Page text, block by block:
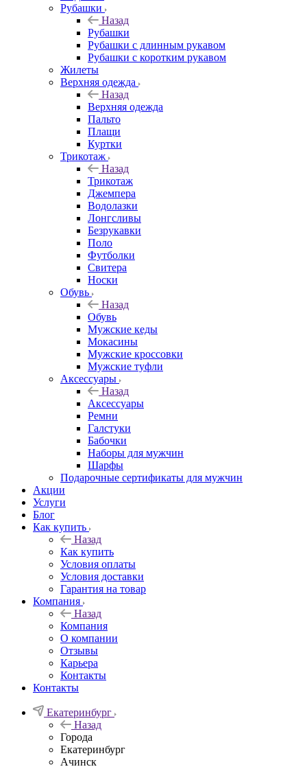
Рубашки
Назад
Рубашки
Рубашки с длинным рукавом
Рубашки с коротким рукавом
Жилеты
Верхняя одежда
Назад
Верхняя одежда
Пальто
Плащи
Куртки
Трикотаж
Назад
Трикотаж
Джемпера
Водолазки
Лонгсливы
Безрукавки
Поло
Футболки
Свитера
Носки
Обувь
Назад
Обувь
Мужские кеды
Мокасины
Мужские кроссовки
Мужские туфли
Аксессуары
Назад
Аксессуары
Ремни
Галстуки
Бабочки
Наборы для мужчин
Шарфы
Подарочные сертификаты для мужчин
Акции
Услуги
Блог
Как купить
Назад
Как купить
Условия оплаты
Условия доставки
Гарантия на товар
Компания
Назад
Компания
О компании
Отзывы
Карьера
Контакты
Контакты
Екатеринбург
Назад
Города
Екатеринбург
Ачинск